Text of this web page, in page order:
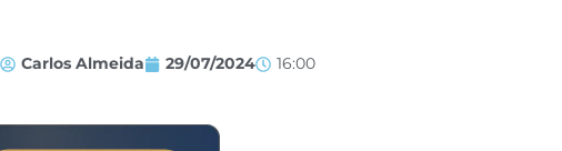
Carlos Almeida 29/07/2024 16:00